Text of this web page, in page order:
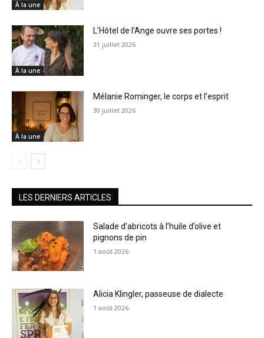
À la une
À la une
L’Hôtel de l’Ange ouvre ses portes !
31 juillet 2026
À la une
Mélanie Rominger, le corps et l’esprit
30 juillet 2026
LES DERNIERS ARTICLES
Salade d’abricots à l’huile d’olive et
pignons de pin
1 août 2026
Alicia Klingler, passeuse de dialecte
1 août 2026